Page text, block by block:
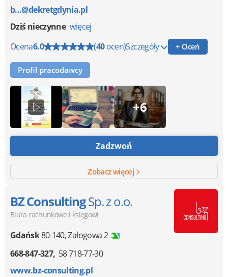
b...@dekretgdynia.pl
Dziś nieczynne więcej
Ocena6.0 (40ocen)Szczegóły + Oceń
Profil pracodawcy
+6
Zadzwoń
Zobacz więcej
BZ ConsultingSp. z o.o.
Biura rachunkowe i księgowi
Gdańsk80-140,Załogowa 2
668-847-327 58 718-77-30
www.bz-consulting.pl